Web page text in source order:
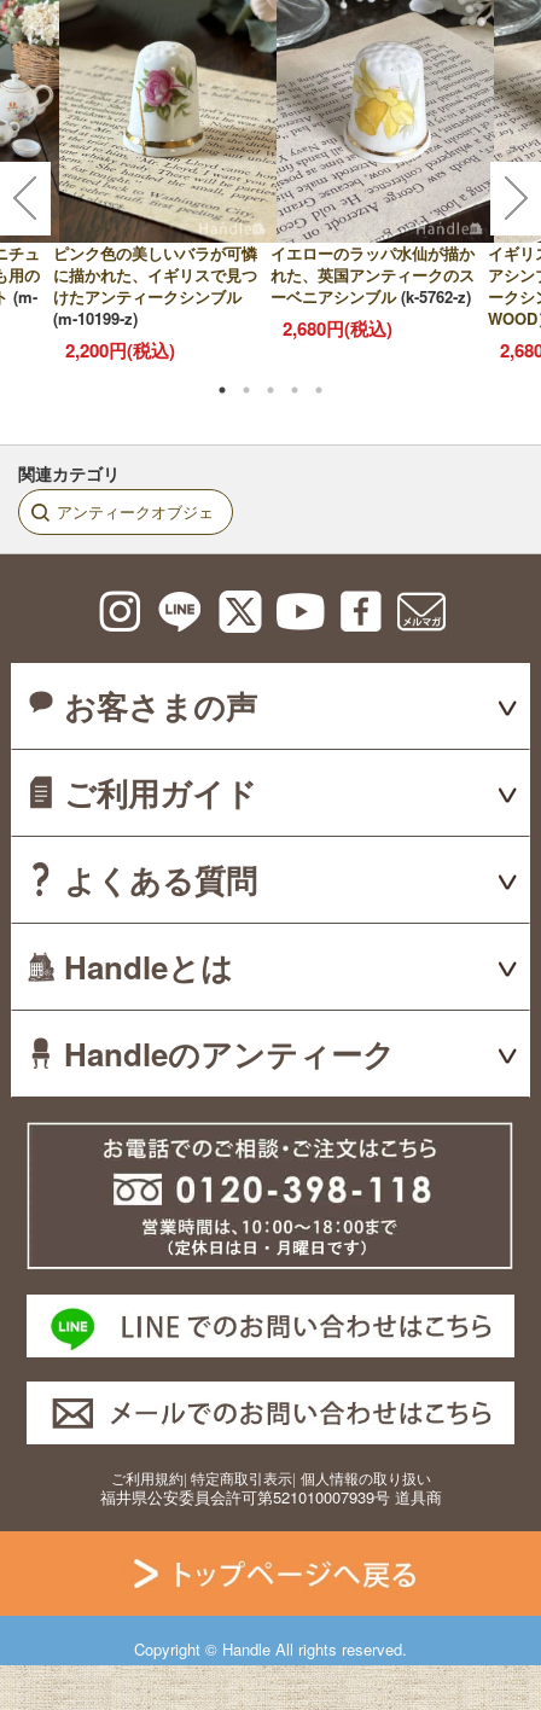
チュ
用の
(m-
ピンク色の美しいバラが可憐
に描かれた、イギリスで見つ
けたアンティークシンブル
(m-10199-z)
2,200円(税込)
イエローのラッパ水仙が描か
れた、英国アンティークのス
ーベニアシンブル (k-5762-z)
2,680円(税込)
イギリ
アシン
ークシ
関連カテゴリ
アンティークオブジェ
お客さまの声
ご利用ガイド
よくある質問
Handleとは
Handleのアンティーク
ご利用規約| 特定商取引表示| 個人情報の取り扱い
福井県公安委員会許可第521010007939号 道具商
Copyright © Handle All rights reserved.